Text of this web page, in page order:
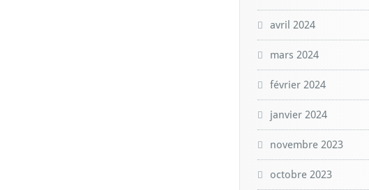
avril 2024
mars 2024
février 2024
janvier 2024
novembre 2023
octobre 2023